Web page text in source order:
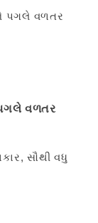
પગલે વળતર